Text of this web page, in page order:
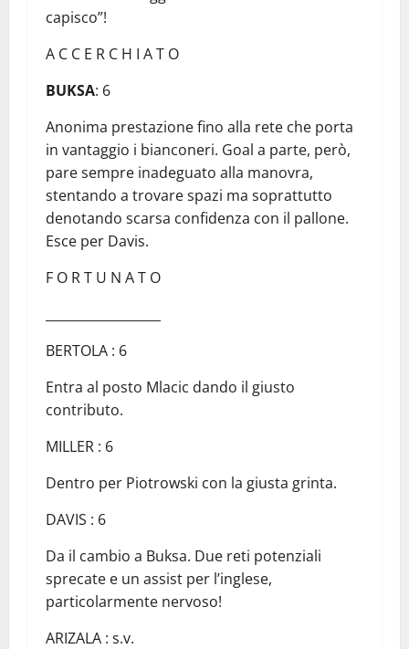
capisco”!
A C C E R C H I A T O
BUKSA: 6
Anonima prestazione fino alla rete che porta
in vantaggio i bianconeri. Goal a parte, però,
pare sempre inadeguato alla manovra,
stentando a trovare spazi ma soprattutto
denotando scarsa confidenza con il pallone.
Esce per Davis.
F O R T U N A T O
BERTOLA : 6
Entra al posto Mlacic dando il giusto
contributo.
MILLER : 6
Dentro per Piotrowski con la giusta grinta.
DAVIS : 6
Da il cambio a Buksa. Due reti potenziali
sprecate e un assist per l’inglese,
particolarmente nervoso!
ARIZALA : s.v.